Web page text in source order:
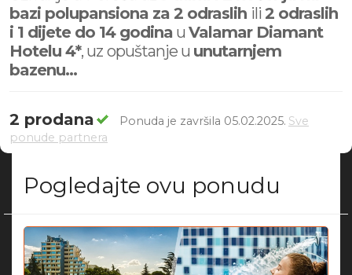
bazi polupansiona za 2 odraslih ili 2 odraslih
i 1 dijete do 14 godina u Valamar Diamant
Hotelu 4*, uz opuštanje u unutarnjem
bazenu...
2 prodana Ponuda je završila 05.02.2025. Sve
ponude partnera
Pogledajte ovu ponudu